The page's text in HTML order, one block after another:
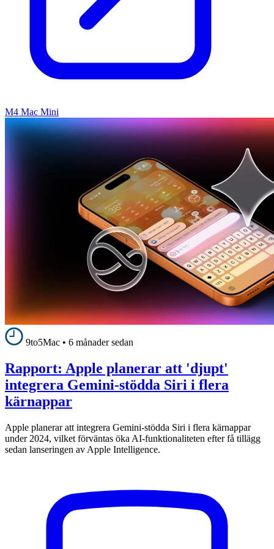
M4 Mac Mini
9to5Mac • 6 månader sedan
Rapport: Apple planerar att 'djupt'
integrera Gemini-stödda Siri i flera
kärnappar
Apple planerar att integrera Gemini-stödda Siri i flera kärnappar
under 2024, vilket förväntas öka AI-funktionaliteten efter få tillägg
sedan lanseringen av Apple Intelligence.